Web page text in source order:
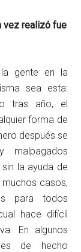
vez realizó fue
gente en la
sea esta:
tras año, el
forma de
después se
la ayuda de
muchos casos,
para todos
hace difícil
En algunos
es de hecho